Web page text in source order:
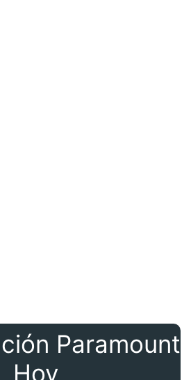
Paramount
Hoy